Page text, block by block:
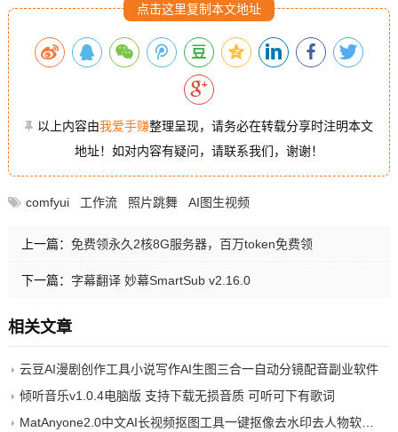
点击这里复制本文地址
以上内容由我爱手赚整理呈现，请务必在转载分享时注明本文
地址！如对内容有疑问，请联系我们，谢谢！
comfyui 工作流 照片跳舞 AI图生视频
上一篇： 免费领永久2核8G服务器，百万token免费领
下一篇： 字幕翻译 妙幕SmartSub v2.16.0
相关文章
云豆AI漫剧创作工具小说写作AI生图三合一自动分镜配音副业软件
倾听音乐v1.0.4电脑版 支持下载无损音质 可听可下有歌词
MatAnyone2.0中文AI长视频抠图工具一键抠像去水印去人物软件win